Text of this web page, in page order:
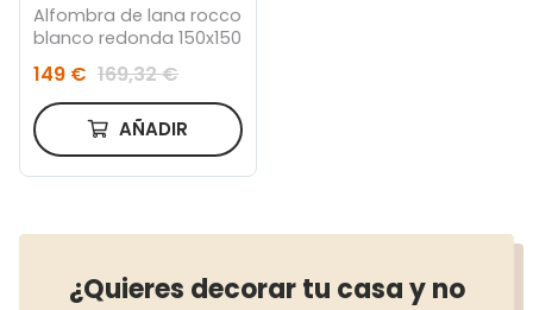
Alfombra de lana rocco
blanco redonda 150x150
149 € 169,32 €
AÑADIR
¿Quieres decorar tu casa y no